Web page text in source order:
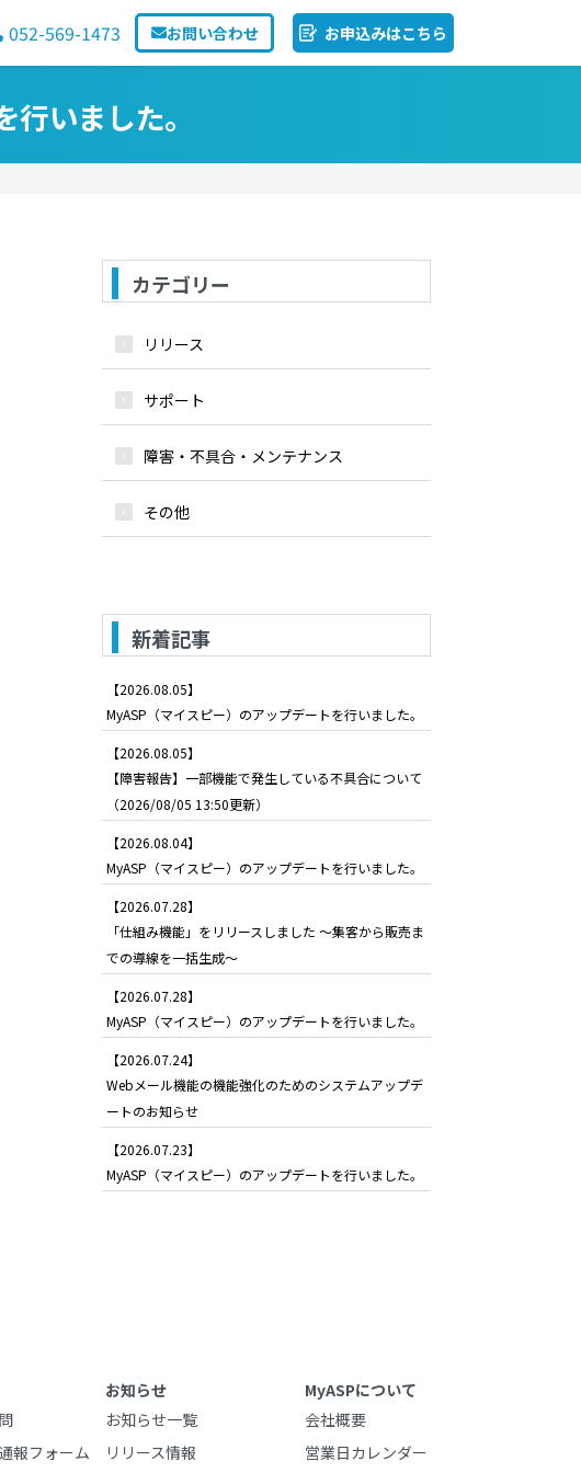
052-569-1473 お問い合わせ お申込みはこちら
いました。
カテゴリー
リリース
サポート
障害・不具合・メンテナンス
その他
新着記事
【2026.08.05】
MyASP（マイスピー）のアップデートを行いました。
【2026.08.05】
【障害報告】一部機能で発生している不具合について
（2026/08/05 13:50更新）
【2026.08.04】
MyASP（マイスピー）のアップデートを行いました。
【2026.07.28】
「仕組み機能」をリリースしました ～集客から販売ま
での導線を一括生成～
【2026.07.28】
MyASP（マイスピー）のアップデートを行いました。
【2026.07.24】
Webメール機能の機能強化のためのシステムアップデ
ートのお知らせ
【2026.07.23】
MyASP（マイスピー）のアップデートを行いました。
報フォーム
お知らせ
お知らせ一覧
リリース情報
MyASPについて
会社概要
営業日カレンダー